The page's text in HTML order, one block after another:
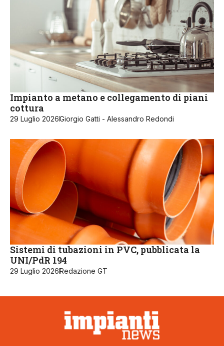
Impianto a metano e collegamento di piani
cottura
29 Luglio 2026Giorgio Gatti - Alessandro Redondi
Sistemi di tubazioni in PVC, pubblicata la
UNI/PdR 194
29 Luglio 2026Redazione GT